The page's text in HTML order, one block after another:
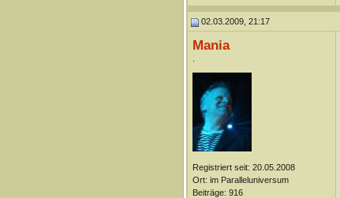
02.03.2009, 21:17
Mania
Registriert seit: 20.05.2008
Ort: im Paralleluniversum
Beiträge: 916